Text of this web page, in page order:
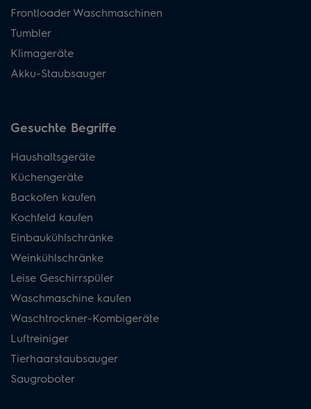
Frontloader Waschmaschinen
Tumbler
Klimageräte
Akku-Staubsauger
Gesuchte Begriffe
Haushaltsgeräte
Küchengeräte
Backofen kaufen
Kochfeld kaufen
Einbaukühlschränke
Weinkühlschränke
Leise Geschirrspüler
Waschmaschine kaufen
Waschtrockner-Kombigeräte
Luftreiniger
Tierhaarstaubsauger
Saugroboter